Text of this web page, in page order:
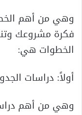
وهي من أهم
فكرة مشروعك
الخطوات هي:
أولاً: دراسات
وهي من أهم